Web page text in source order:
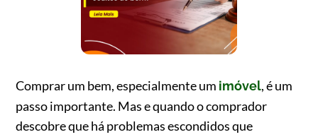
Comprar um bem, especialmente um imóvel, é um
passo importante. Mas e quando o comprador
descobre que há problemas escondidos que